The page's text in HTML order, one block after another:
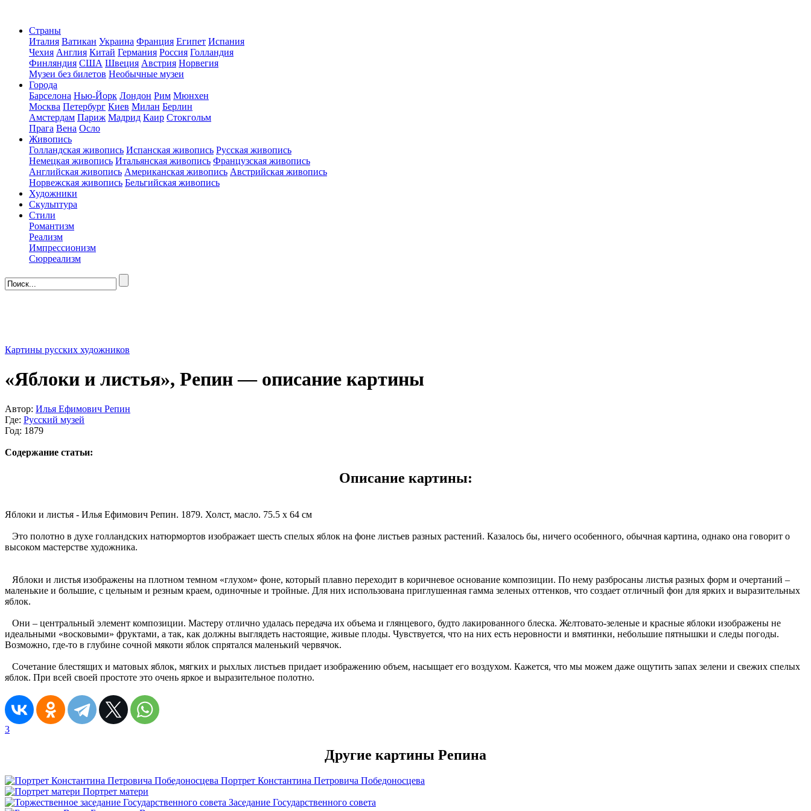
Страны
Италия Ватикан Украина Франция Египет Испания
Чехия Англия Китай Германия Россия Голландия
Финляндия США Швеция Австрия Норвегия
Музеи без билетов Необычные музеи
Города
Барселона Нью-Йорк Лондон Рим Мюнхен
Москва Петербург Киев Милан Берлин
Амстердам Париж Мадрид Каир Стокгольм
Прага Вена Осло
Живопись
Голландская живопись Испанская живопись Русская живопись
Немецкая живопись Итальянская живопись Французская живопись
Английская живопись Американская живопись Австрийская живопись
Норвежская живопись Бельгийская живопись
Художники
Скульптура
Стили
Романтизм
Реализм
Импрессионизм
Сюрреализм
Картины русских художников
«Яблоки и листья», Репин — описание картины
Автор: Илья Ефимович Репин
Где: Русский музей
Год: 1879
Содержание статьи:
Описание картины:
Яблоки и листья - Илья Ефимович Репин. 1879. Холст, масло. 75.5 x 64 см
Это полотно в духе голландских натюрмортов изображает шесть спелых яблок на фоне листьев разных растений. Казалось бы, ничего особенного, обычная картина, однако она говорит о
высоком мастерстве художника.
Яблоки и листья изображены на плотном темном «глухом» фоне, который плавно переходит в коричневое основание композиции. По нему разбросаны листья разных форм и очертаний –
маленькие и большие, с цельным и резным краем, одиночные и тройные. Для них использована приглушенная гамма зеленых оттенков, что создает отличный фон для ярких и выразительных
яблок.
Они – центральный элемент композиции. Мастеру отлично удалась передача их объема и глянцевого, будто лакированного блеска. Желтовато-зеленые и красные яблоки изображены не
идеальными «восковыми» фруктами, а так, как должны выглядеть настоящие, живые плоды. Чувствуется, что на них есть неровности и вмятинки, небольшие пятнышки и следы погоды.
Возможно, где-то в глубине сочной мякоти яблок спрятался маленький червячок.
Сочетание блестящих и матовых яблок, мягких и рыхлых листьев придает изображению объем, насыщает его воздухом. Кажется, что мы можем даже ощутить запах зелени и свежих спелых
яблок. При всей своей простоте это очень яркое и выразительное полотно.
3
Другие картины Репина
Портрет Константина Петровича Победоносцева
Портрет матери
Заседание Государственного совета